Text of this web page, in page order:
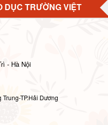
DỤC TRƯỜNG VIỆT
- Hà Nội
TP.Hải Dương